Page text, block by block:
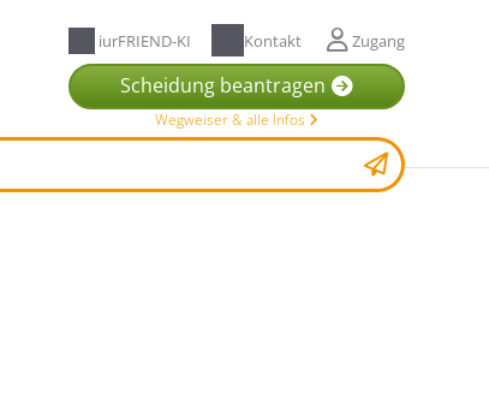
iurFRIEND-KI Kontakt Zugang
Scheidung beantragen
Wegweiser & alle Infos